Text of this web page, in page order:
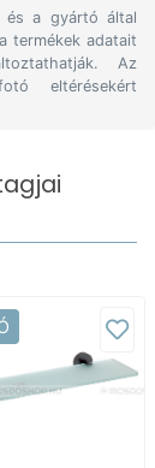
és a gyártó által
termékek adatait
Az
eltérésekért